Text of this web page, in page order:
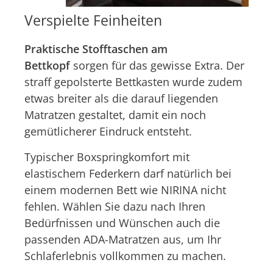
Verspielte Feinheiten
Praktische Stofftaschen am
Bettkopfsorgen für das gewisse Extra. Der
straff gepolsterte Bettkasten wurde zudem
etwas breiter als die darauf liegenden
Matratzen gestaltet, damit ein noch
gemütlicherer Eindruck entsteht.
Typischer Boxspringkomfort mit
elastischem Federkern darf natürlich bei
einem modernen Bett wie NIRINA nicht
fehlen. Wählen Sie dazu nach Ihren
Bedürfnissen und Wünschen auch die
passenden ADA-Matratzen aus, um Ihr
Schlaferlebnis vollkommen zu machen.